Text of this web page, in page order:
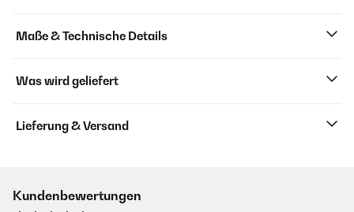
Maße & Technische Details
Was wird geliefert
Lieferung & Versand
Kundenbewertungen